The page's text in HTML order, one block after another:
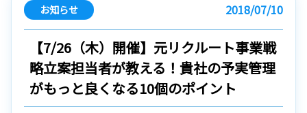
お知らせ 2018/07/10
【7/26（木）開催】元リクルート事業戦
略立案担当者が教える！貴社の予実管理
がもっと良くなる10個のポイント